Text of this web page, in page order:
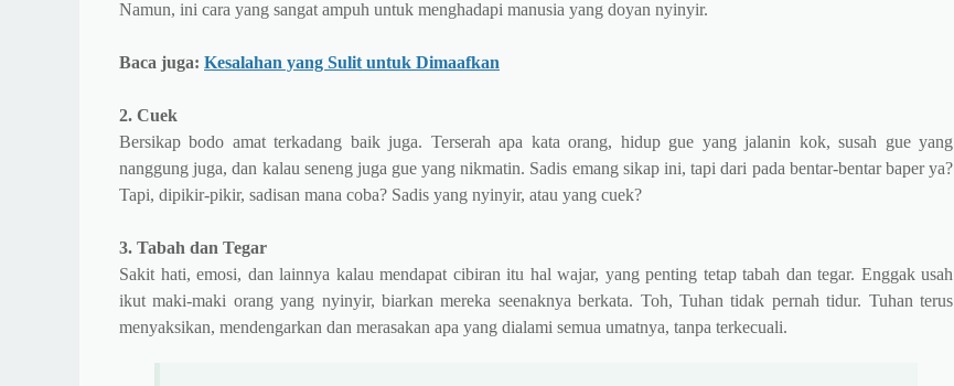
Namun, ini cara yang sangat ampuh untuk menghadapi manusia yang doyan nyinyir.
Baca juga: Kesalahan yang Sulit untuk Dimaafkan
2. Cuek
Bersikap bodo amat terkadang baik juga. Terserah apa kata orang, hidup gue yang jalanin kok, susah gue yang
nanggung juga, dan kalau seneng juga gue yang nikmatin. Sadis emang sikap ini, tapi dari pada bentar-bentar baper ya?
Tapi, dipikir-pikir, sadisan mana coba? Sadis yang nyinyir, atau yang cuek?
3. Tabah dan Tegar
Sakit hati, emosi, dan lainnya kalau mendapat cibiran itu hal wajar, yang penting tetap tabah dan tegar. Enggak usah
ikut maki-maki orang yang nyinyir, biarkan mereka seenaknya berkata. Toh, Tuhan tidak pernah tidur. Tuhan terus
menyaksikan, mendengarkan dan merasakan apa yang dialami semua umatnya, tanpa terkecuali.